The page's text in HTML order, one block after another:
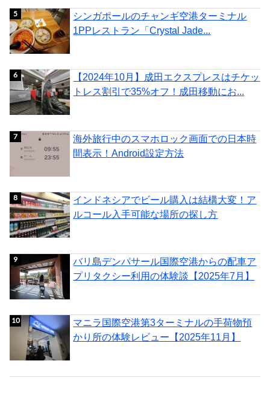
シンガポールのチャンギ空港ターミナル
1PPレストラン「Crystal Jade...
【2024年10月】成田エクスプレスはチケッ
トレス割引で35%オフ！成田移動にお...
海外旅行中のスマホロック画面での日本時
間表示！Android設定方法
インドネシアでビール購入は結構大変！ア
ルコール入手可能な場所の探し方
バリ島デンパサール国際空港からの配車ア
プリタクシー利用の体験談【2025年7月】
マニラ国際空港第3ターミナルの手荷物預
かり所の体験レビュー【2025年11月】